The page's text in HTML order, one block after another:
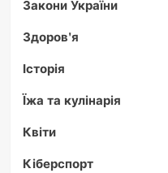
Закони України
Здоров'я
Історія
Їжа та кулінарія
Квіти
Кіберспорт